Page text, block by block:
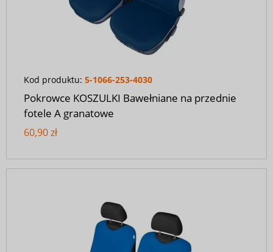
Kod produktu: 5-1066-253-4030
Pokrowce KOSZULKI Bawełniane na przednie
fotele A granatowe
60,90 zł